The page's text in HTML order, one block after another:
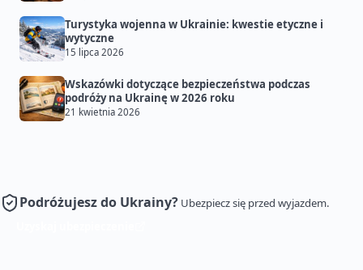
Turystyka wojenna w Ukrainie: kwestie etyczne i
wytyczne
15 lipca 2026
Wskazówki dotyczące bezpieczeństwa podczas
podróży na Ukrainę w 2026 roku
21 kwietnia 2026
Podróżujesz do Ukrainy? Ubezpiecz się przed wyjazdem.